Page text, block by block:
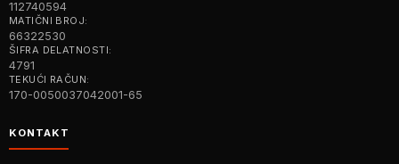
112740594
MATIČNI BROJ:
66322530
ŠIFRA DELATNOSTI:
4791
TEKUĆI RAČUN:
170-0050037042001-65
KONTAKT